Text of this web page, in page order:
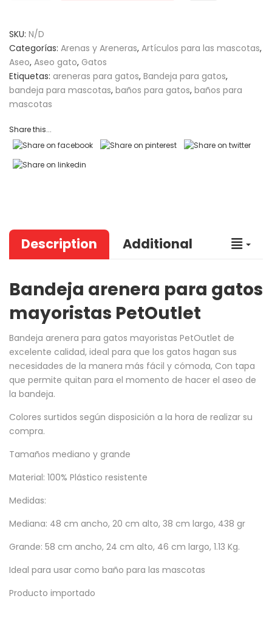
SKU: N/D
Categorías: Arenas y Areneras, Artículos para las mascotas,
Aseo, Aseo gato, Gatos
Etiquetas: areneras para gatos, Bandeja para gatos,
bandeja para mascotas, baños para gatos, baños para
mascotas
Share this...
Description Additional
Bandeja arenera para gatos
mayoristas PetOutlet
Bandeja arenera para gatos mayoristas PetOutlet de
excelente calidad, ideal para que los gatos hagan sus
necesidades de la manera más fácil y cómoda, Con tapa
que permite quitan para el momento de hacer el aseo de
la bandeja.
Colores surtidos según disposición a la hora de realizar su
compra.
Tamaños mediano y grande
Material: 100% Plástico resistente
Medidas:
Mediana: 48 cm ancho, 20 cm alto, 38 cm largo, 438 gr
Grande: 58 cm ancho, 24 cm alto, 46 cm largo, 1.13 Kg.
Ideal para usar como baño para las mascotas
Producto importado